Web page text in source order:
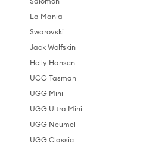
La Mania
Swarovski
Jack Wolfskin
Helly Hansen
UGG Tasman
UGG Mini
UGG Ultra Mini
UGG Neumel
UGG Classic